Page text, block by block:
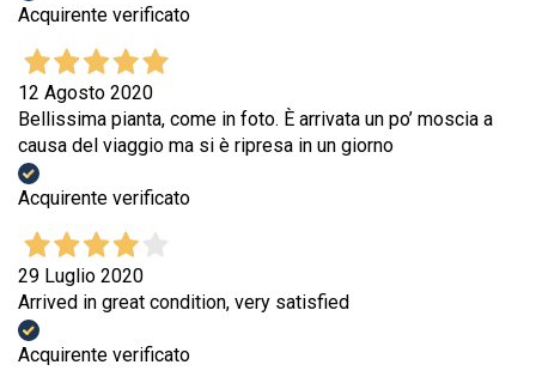
Acquirente verificato
12 Agosto 2020
Bellissima pianta, come in foto. È arrivata un po’ moscia a
causa del viaggio ma si è ripresa in un giorno
Acquirente verificato
29 Luglio 2020
Arrived in great condition, very satisfied
Acquirente verificato